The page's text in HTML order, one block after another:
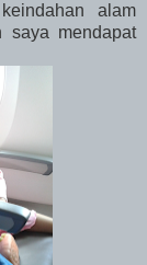
keindahan alam
saya mendapat